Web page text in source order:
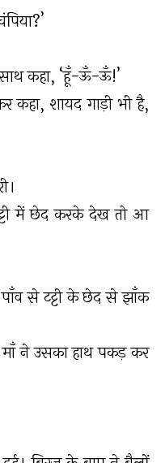
कहा, ‘हूँ-ऊँ-ऊँ!’
कहा, शायद गाड़ी भी है,
में छेद करके देख तो आ
से टट्टी के छेद से झाँक
ने उसका हाथ पकड़ कर